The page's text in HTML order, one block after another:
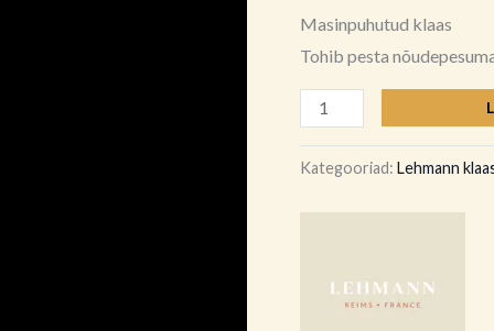
Masinpuhutud klaas
Tohib pesta
Kategooriad: Lehmann